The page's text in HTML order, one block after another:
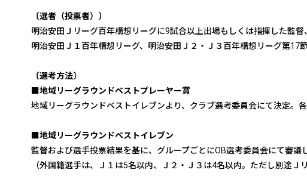
〔選者（投票者）〕
明治安田Ｊリーグ百年構想リーグに9試合以上出場もしくは指揮した監督
明治安田Ｊ１百年構想リーグ、明治安田Ｊ２・Ｊ３百年構想リーグ第17
〔選考方法〕
■地域リーグラウンドベストプレーヤー賞
地域リーグラウンドベストイレブンより、クラブ選考委員会にて決定。
■地域リーグラウンドベストイレブン
監督および選手投票結果を基に、グループごとにOB選考委員会にて審議
（外国籍選手は、Ｊ１は5名以内、Ｊ２・Ｊ３は4名以内。ただし別途